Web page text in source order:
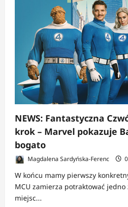
Thunderbolts*
miał
nakręcone
dwa
zakończenia,
wybrano
jedno
NEWS: Fantastyczna
krok – Marvel pokazuje
bogato
Magdalena Sardyńska-Ferenc
W końcu mamy pierwszy
MCU zamierza potraktować jedno
miejsc...